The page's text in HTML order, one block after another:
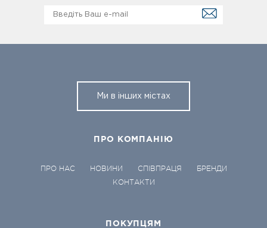
Ми в інших містах
ПРО КОМПАНІЮ
ПРО НАС НОВИНИ СПІВПРАЦЯ
БРЕНДИ
КОНТАКТИ
ПОКУПЦЯМ